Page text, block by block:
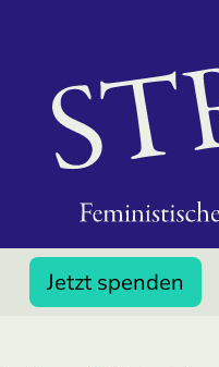
Jetzt spenden